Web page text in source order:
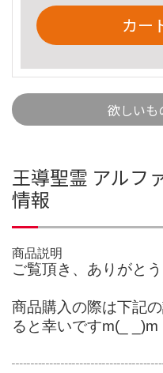
カー
欲しいも
王導聖霊 アルフ
情報
商品説明
ご覧頂き、ありがと
商品購入の際は下記
ると幸いですm(_ _)m